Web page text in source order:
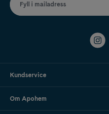
Fyll i mailadress
Kundservice
Om Apohem